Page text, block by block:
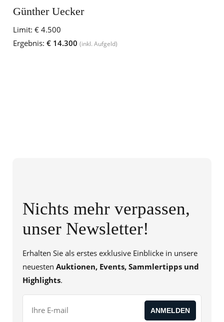
Günther Uecker
Limit: € 4.500
Ergebnis: € 14.300 (inkl. Aufgeld)
Nichts mehr verpassen,
unser Newsletter!
Erhalten Sie als erstes exklusive Einblicke in unsere
neuesten Auktionen, Events, Sammlertipps und
Highlights.